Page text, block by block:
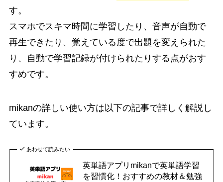
す。
スマホでスキマ時間に学習したり、音声が自動で
再生できたり、覚えている度で出題を変えられた
り、自動で学習記録が付けられたりする点がおす
すめです。
mikanの詳しい使い方は以下の記事で詳しく解説し
ています。
あわせて読みたい
英単語アプリmikanで英単語学習
を習慣化！おすすめの教材＆勉強